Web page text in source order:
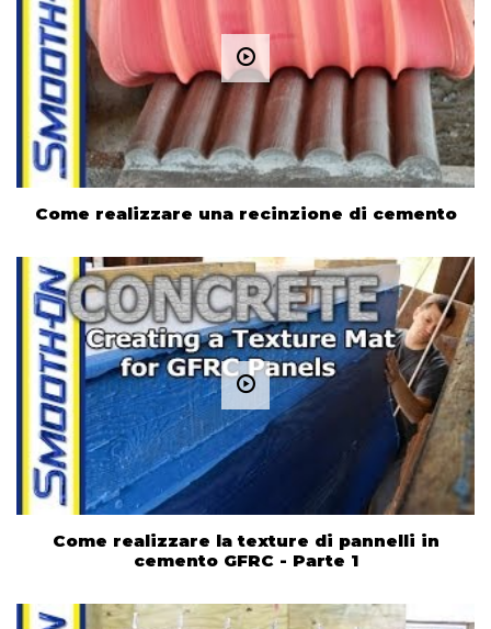
Come realizzare una recinzione di cemento
Come realizzare la texture di pannelli in
cemento GFRC - Parte 1